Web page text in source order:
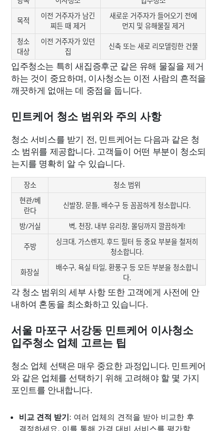
목적
이전 거주자가 남긴
찌든 때 제거
새로운 거주자가 들어오기 전에
먼지 및 유해물질 제거
청소
대상
이전 거주자가 있던
집
신축 또는 새로 리모델링한 건물
입주청소는 특히 새집증후군 같은 유해 물질을 제거
하는 것이 중요하며, 이사청소는 이전 사람의 흔적을
깨끗하게 없애는 데 중점을 둡니다.
민트케어 청소 범위와 주의 사항
청소 서비스를 받기 전, 민트케어는 다음과 같은 청
소 범위를 제공합니다. 고객들이 어떤 부분이 청소되
는지를 명확히 알 수 있습니다.
장소
청소 범위
현관/베
란다
신발장, 문틀, 배수구 등 꼼꼼하게 청소합니다.
방/거실 벽, 천장, 내부 유리창, 몰딩까지 깔끔하게!
주방
싱크대, 가스렌지, 후드 필터 등 중요 부분을 철저히
청소합니다.
화장실
배수구, 욕실 타일, 환풍구 등 모든 부분을 청소합니
다.
각 청소 범위의 세부 사항 또한 고객에게 사전에 안
내하여 혼동을 최소화하고 있습니다.
서울 마포구 서강동 민트케어 이사청소
입주청소 업체 고르는 팁
청소 업체 선택은 매우 중요한 과정입니다. 민트케어
와 같은 업체를 선택하기 위해 고려해야 할 몇 가지
포인트를 안내합니다.
비교 견적 받기: 여러 업체의 견적을 받아 비교한 후
결정하세요. 이를 통해 가격 대비 서비스를 평가할